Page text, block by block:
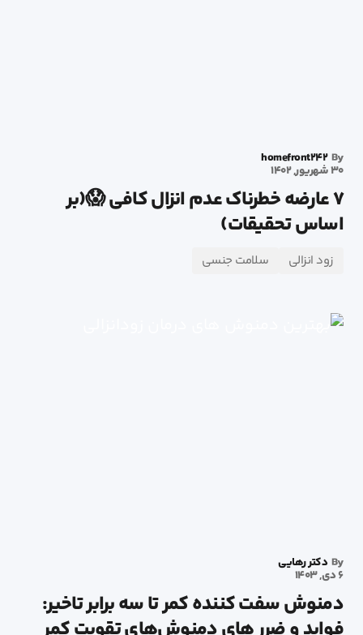
By
homefront242
30 شهریور, 1402
7 عارضه خطرناک عدم انزال کافی 😱(بر
اساس تحقیقات)
زود انزالی سلامت جنسی
By دکتر رهایی
6 دی, 1403
دمنوش سفت کننده کمر تا سه برابر تاخیر: